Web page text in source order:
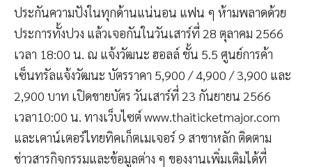
ประกันความปังในทุกด้านแน่นอน แฟน ๆ ห้ามพลาดด้วย
ประการทั้งปวง แล้วเจอกันในวันเสาร์ที่ 28 ตุลาคม 2566
เวลา 18:00 น. ณ แจ้งวัฒนะ ฮอลล์ ชั้น 5.5 ศูนย์การค้า
เซ็นทรัลแจ้งวัฒนะ บัตรราคา 5,900 / 4,900 / 3,900 และ
2,900 บาท เปิดขายบัตร วันเสาร์ที่ 23 กันยายน 2566
เวลา10:00 น. ทางเว็บไซต์ www.thaiticketmajor.com
และเคาน์เตอร์ไทยทิคเก็ตเมเจอร์ 9 สาขาหลัก ติดตาม
ข่าวสารกิจกรรมและข้อมูลต่าง ๆ ของงานเพิ่มเติมได้ที่